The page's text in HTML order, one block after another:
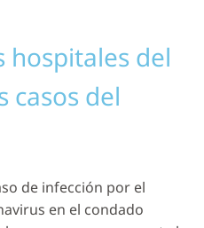
hospitales del
casos del
de infección por el
en el condado